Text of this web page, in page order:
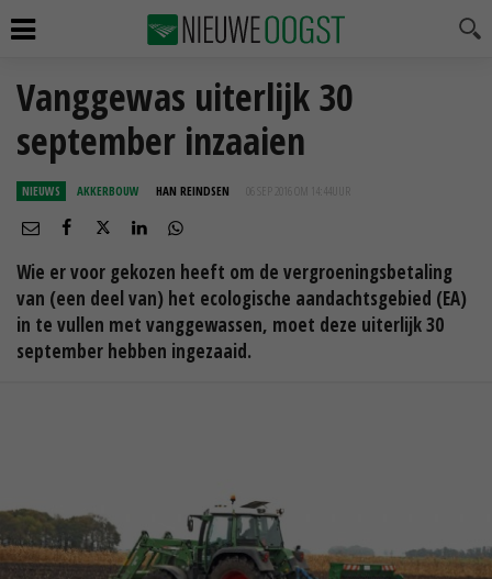
Vanggewas uiterlijk 30
september inzaaien
NIEUWS AKKERBOUW HAN REINDSEN 06 SEP 2016 OM 14:44
Wie er voor gekozen heeft om de vergroeningsbetaling
van (een deel van) het ecologische aandachtsgebied (EA)
in te vullen met vanggewassen, moet deze uiterlijk 30
september hebben ingezaaid.